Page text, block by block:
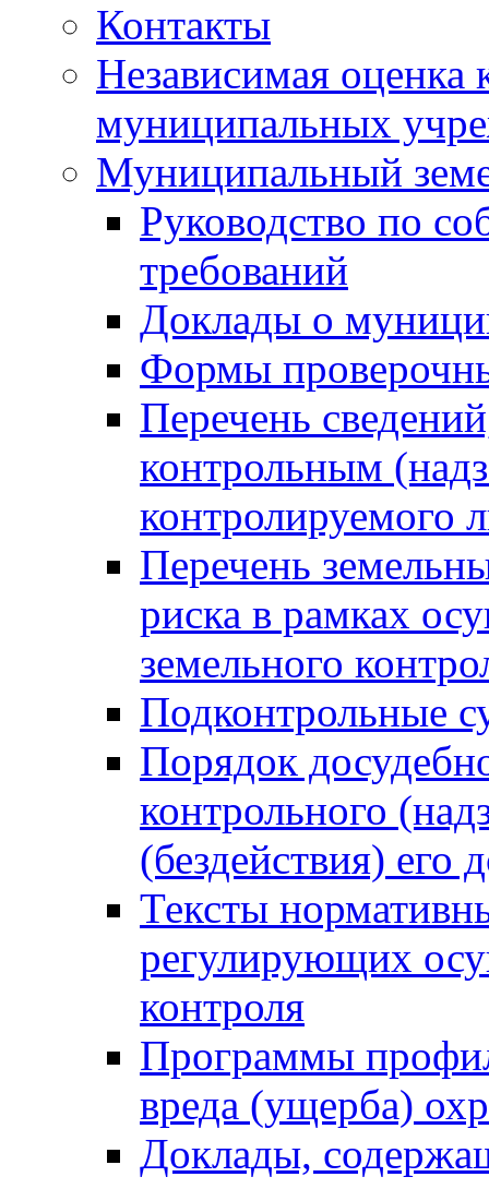
Контакты
Независимая оценка
муниципальных
Муниципальный
Руководство по
требований
Доклады о
Формы
Перечень
контрольным
контролируемого
Перечень
риска в рамках
земельного
Подконтрольные
Порядок
контрольного
(бездействия)
Тексты
регулирующих
контроля
Программы
вреда (ущерба)
Доклады,